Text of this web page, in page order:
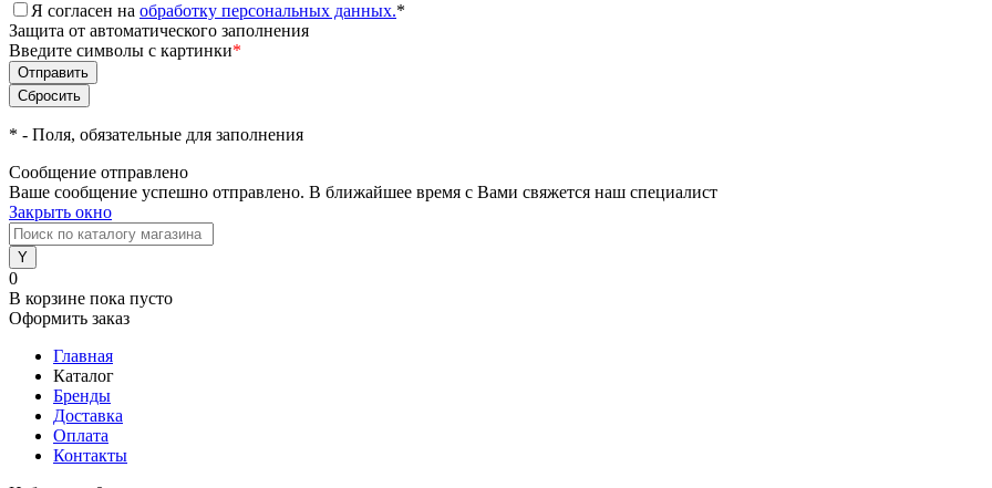
Я согласен на обработку персональных данных.*
Защита от автоматического заполнения
Введите символы с картинки*
* - Поля, обязательные для заполнения
Сообщение отправлено
Ваше сообщение успешно отправлено. В ближайшее время с Вами свяжется наш специалист
Закрыть окно
0
В корзине пока пусто
Оформить заказ
Главная
Каталог
Бренды
Доставка
Оплата
Контакты